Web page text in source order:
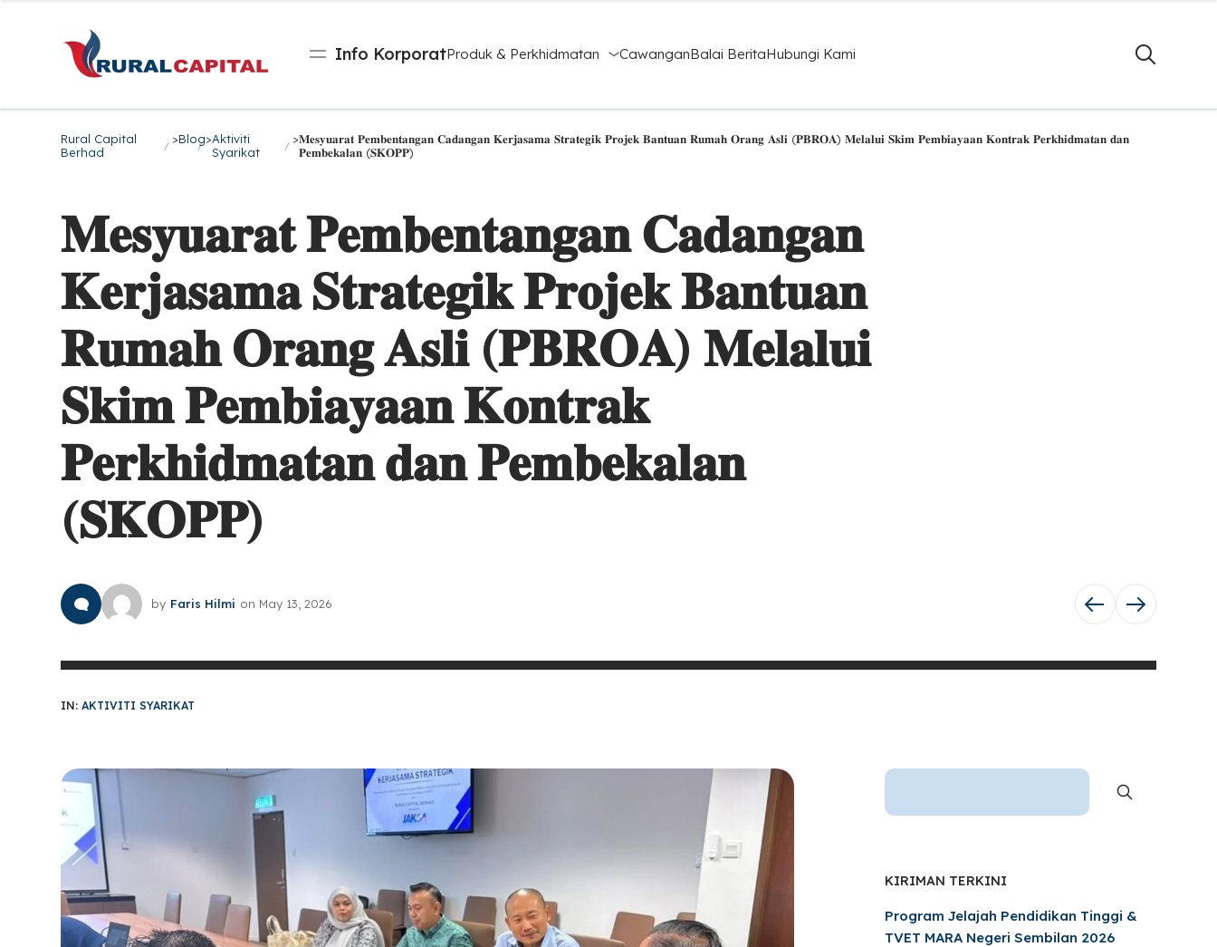
Info KorporatProduk & Perkhidmatan CawanganBalai BeritaHubungi Kami
Rural Capital
Berhad
>Blog>Aktiviti
Syarikat
>𝐌𝐞𝐬𝐲𝐮𝐚𝐫𝐚𝐭 𝐏𝐞𝐦𝐛𝐞𝐧𝐭𝐚𝐧𝐠𝐚𝐧 𝐂𝐚𝐝𝐚𝐧𝐠𝐚𝐧 𝐊𝐞𝐫𝐣𝐚𝐬𝐚𝐦𝐚 𝐒𝐭𝐫𝐚𝐭𝐞𝐠𝐢𝐤 𝐏𝐫𝐨𝐣𝐞𝐤 𝐁𝐚𝐧𝐭𝐮𝐚𝐧 𝐑𝐮𝐦𝐚𝐡 𝐎𝐫𝐚𝐧𝐠 𝐀𝐬𝐥𝐢 (𝐏𝐁𝐑𝐎𝐀) 𝐌𝐞𝐥𝐚𝐥𝐮𝐢 𝐒𝐤𝐢𝐦 𝐏𝐞𝐦𝐛𝐢𝐚𝐲𝐚𝐚𝐧 𝐊𝐨𝐧𝐭𝐫𝐚𝐤 𝐏𝐞𝐫𝐤𝐡𝐢𝐝𝐦𝐚𝐭𝐚𝐧 𝐝𝐚𝐧
𝐏𝐞𝐦𝐛𝐞𝐤𝐚𝐥𝐚𝐧 (𝐒𝐊𝐎𝐏𝐏)
𝐌𝐞𝐬𝐲𝐮𝐚𝐫𝐚𝐭 𝐏𝐞𝐦𝐛𝐞𝐧𝐭𝐚𝐧𝐠𝐚𝐧 𝐂𝐚𝐝𝐚𝐧𝐠𝐚𝐧
𝐊𝐞𝐫𝐣𝐚𝐬𝐚𝐦𝐚 𝐒𝐭𝐫𝐚𝐭𝐞𝐠𝐢𝐤 𝐏𝐫𝐨𝐣𝐞𝐤 𝐁𝐚𝐧𝐭𝐮𝐚𝐧
𝐑𝐮𝐦𝐚𝐡 𝐎𝐫𝐚𝐧𝐠 𝐀𝐬𝐥𝐢 (𝐏𝐁𝐑𝐎𝐀) 𝐌𝐞𝐥𝐚𝐥𝐮𝐢
𝐒𝐤𝐢𝐦 𝐏𝐞𝐦𝐛𝐢𝐚𝐲𝐚𝐚𝐧 𝐊𝐨𝐧𝐭𝐫𝐚𝐤
𝐏𝐞𝐫𝐤𝐡𝐢𝐝𝐦𝐚𝐭𝐚𝐧 𝐝𝐚𝐧 𝐏𝐞𝐦𝐛𝐞𝐤𝐚𝐥𝐚𝐧
(𝐒𝐊𝐎𝐏𝐏)
by Faris Hilmi on May 13, 2026
IN: AKTIVITI SYARIKAT
KIRIMAN TERKINI
Program Jelajah Pendidikan Tinggi &
TVET MARA Negeri Sembilan 2026